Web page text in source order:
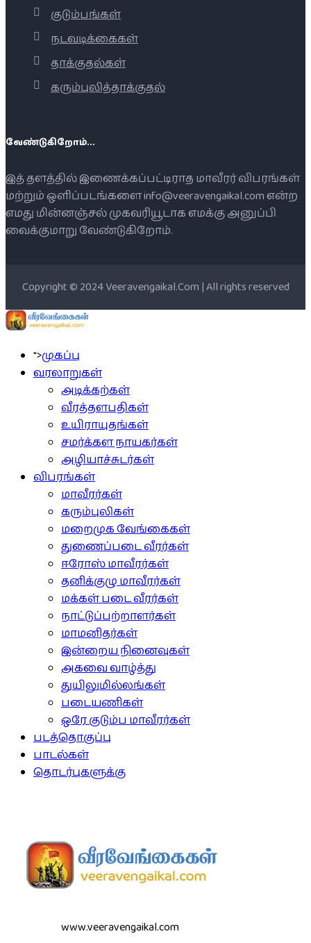
குடும்பங்கள்
நடவடிக்கைகள்
தாக்குதல்கள்
கரும்புலித்தாக்குதல்
வேண்டுகிறோம்...
இத் தளத்தில் இணைக்கப்பட்டிராத மாவீரர் விபரங்கள்
மற்றும் ஒளிப்படங்களை info@veeravengaikal.com என்ற
எமது மின்னஞ்சல் முகவரியூடாக எமக்கு அனுப்பி
வைக்குமாறு வேண்டுகிறோம்.
Copyright © 2024 Veeravengaikal.Com | All rights reserved
">முகப்பு
வரலாறுகள்
அடிக்கற்கள்
வீரத்தளபதிகள்
உயிராயுதங்கள்
சமர்க்கள நாயகர்கள்
அழியாச்சுடர்கள்
விபரங்கள்
மாவீரர்கள்
கரும்புலிகள்
மறைமுக வேங்கைகள்
துணைப்படை வீரர்கள்
ஈரோஸ் மாவீரர்கள்
தனிக்குழு மாவீரர்கள்
மக்கள் படை வீரர்கள்
நாட்டுப்பற்றாளர்கள்
மாமனிதர்கள்
இன்றைய நினைவுகள்
அகவை வாழ்த்து
துயிலுமில்லங்கள்
படையணிகள்
ஒரே குடும்ப மாவீரர்கள்
படத்தொகுப்பு
பாடல்கள்
தொடர்புகளுக்கு
www.veeravengaikal.com